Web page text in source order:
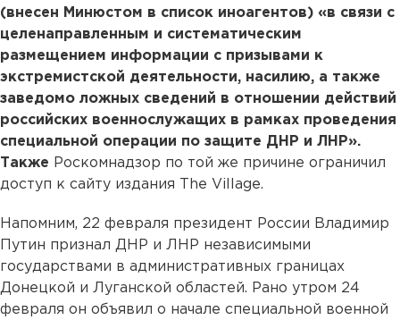
(внесен Минюстом в список иноагентов) «в связи с
целенаправленным и систематическим
размещением информации с призывами к
экстремистской деятельности, насилию, а также
заведомо ложных сведений в отношении действий
российских военнослужащих в рамках проведения
специальной операции по защите ДНР и ЛНР».
Также Роскомнадзор по той же причине ограничил
доступ к сайту издания The Village.
Напомним, 22 февраля президент России Владимир
Путин признал ДНР и ЛНР независимыми
государствами в административных границах
Донецкой и Луганской областей. Рано утром 24
февраля он объявил о начале специальной военной